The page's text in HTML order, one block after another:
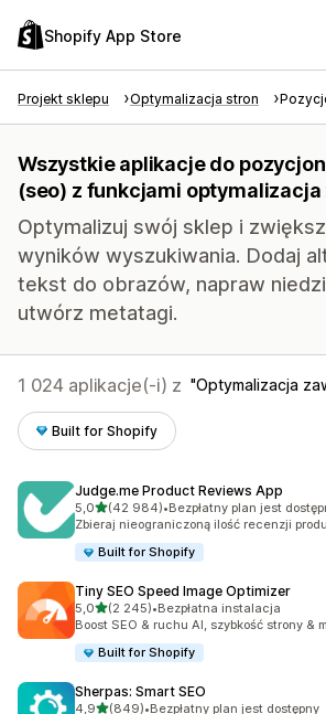
Shopify App Store
Projekt sklepu Optymalizacja stron
Wszystkie aplikacje do
(seo) z funkcjami
Optymalizuj swój sklep i
wyników wyszukiwania. Dodaj
tekst do obrazów, napraw
utwórz metatagi.
1 024 aplikacje(-i) z Optymalizacja
Built for Shopify
Judge.me Product Reviews App
5,0na 5 gwiazdek
(42 984)
Łączna liczba recenzji: 42984
•Bezpłatny plan jest
Zbieraj nieograniczoną ilość recenzji
Built for Shopify
Tiny SEO Speed Image Optimizer
5,0na 5 gwiazdek
(2 245)
Łączna liczba recenzji: 2245
•Bezpłatna instalacja
Boost SEO & ruchu AI, szybkość strony &
Built for Shopify
Sherpas: Smart SEO
4,9na 5 gwiazdek
(849)•Bezpłatny plan jest dostępny